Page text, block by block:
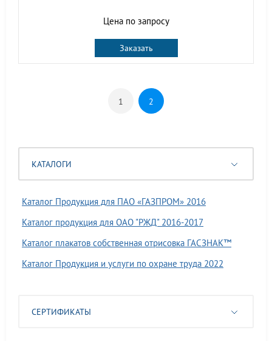
Цена по запросу
Заказать
1 2
КАТАЛОГИ
Каталог Продукция для ПАО «ГАЗПРОМ» 2016
Каталог продукция для ОАО "РЖД" 2016-2017
Каталог плакатов собственная отрисовка ГАСЗНАК™
Каталог Продукция и услуги по охране труда 2022
СЕРТИФИКАТЫ